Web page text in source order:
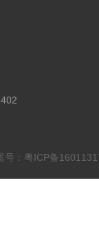
号：粤ICP备